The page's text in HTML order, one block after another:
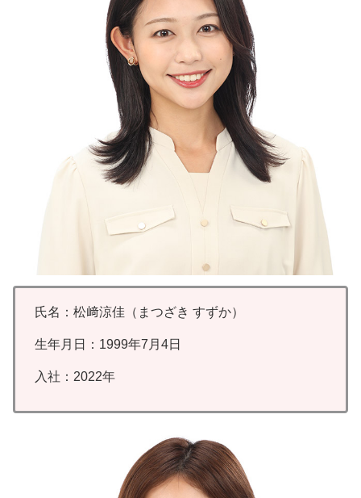
氏名：松﨑涼佳（まつざき すずか）
生年月日：1999年7月4日
入社：2022年